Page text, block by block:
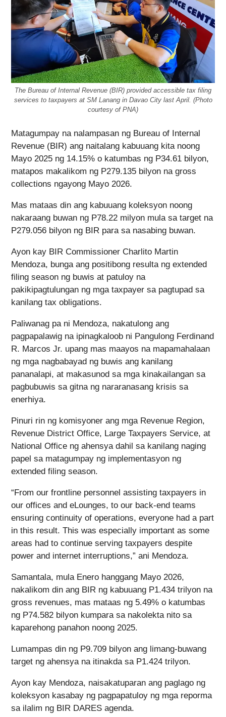
The Bureau of Internal Revenue (BIR) provided accessible tax filing
services to taxpayers at SM Lanang in Davao City last April. (Photo
courtesy of PNA)
Matagumpay na nalampasan ng Bureau of Internal
Revenue (BIR) ang naitalang kabuuang kita noong
Mayo 2025 ng 14.15% o katumbas ng P34.61 bilyon,
matapos makalikom ng P279.135 bilyon na gross
collections ngayong Mayo 2026.
Mas mataas din ang kabuuang koleksyon noong
nakaraang buwan ng P78.22 milyon mula sa target na
P279.056 bilyon ng BIR para sa nasabing buwan.
Ayon kay BIR Commissioner Charlito Martin
Mendoza, bunga ang positibong resulta ng extended
filing season ng buwis at patuloy na
pakikipagtulungan ng mga taxpayer sa pagtupad sa
kanilang tax obligations.
Paliwanag pa ni Mendoza, nakatulong ang
pagpapalawig na ipinagkaloob ni Pangulong Ferdinand
R. Marcos Jr. upang mas maayos na mapamahalaan
ng mga nagbabayad ng buwis ang kanilang
pananalapi, at makasunod sa mga kinakailangan sa
pagbubuwis sa gitna ng nararanasang krisis sa
enerhiya.
Pinuri rin ng komisyoner ang mga Revenue Region,
Revenue District Office, Large Taxpayers Service, at
National Office ng ahensya dahil sa kanilang naging
papel sa matagumpay ng implementasyon ng
extended filing season.
“From our frontline personnel assisting taxpayers in
our offices and eLounges, to our back-end teams
ensuring continuity of operations, everyone had a part
in this result. This was especially important as some
areas had to continue serving taxpayers despite
power and internet interruptions,” ani Mendoza.
Samantala, mula Enero hanggang Mayo 2026,
nakalikom din ang BIR ng kabuuang P1.434 trilyon na
gross revenues, mas mataas ng 5.49% o katumbas
ng P74.582 bilyon kumpara sa nakolekta nito sa
kaparehong panahon noong 2025.
Lumampas din ng P9.709 bilyon ang limang-buwang
target ng ahensya na itinakda sa P1.424 trilyon.
Ayon kay Mendoza, naisakatuparan ang paglago ng
koleksyon kasabay ng pagpapatuloy ng mga reporma
sa ilalim ng BIR DARES agenda.